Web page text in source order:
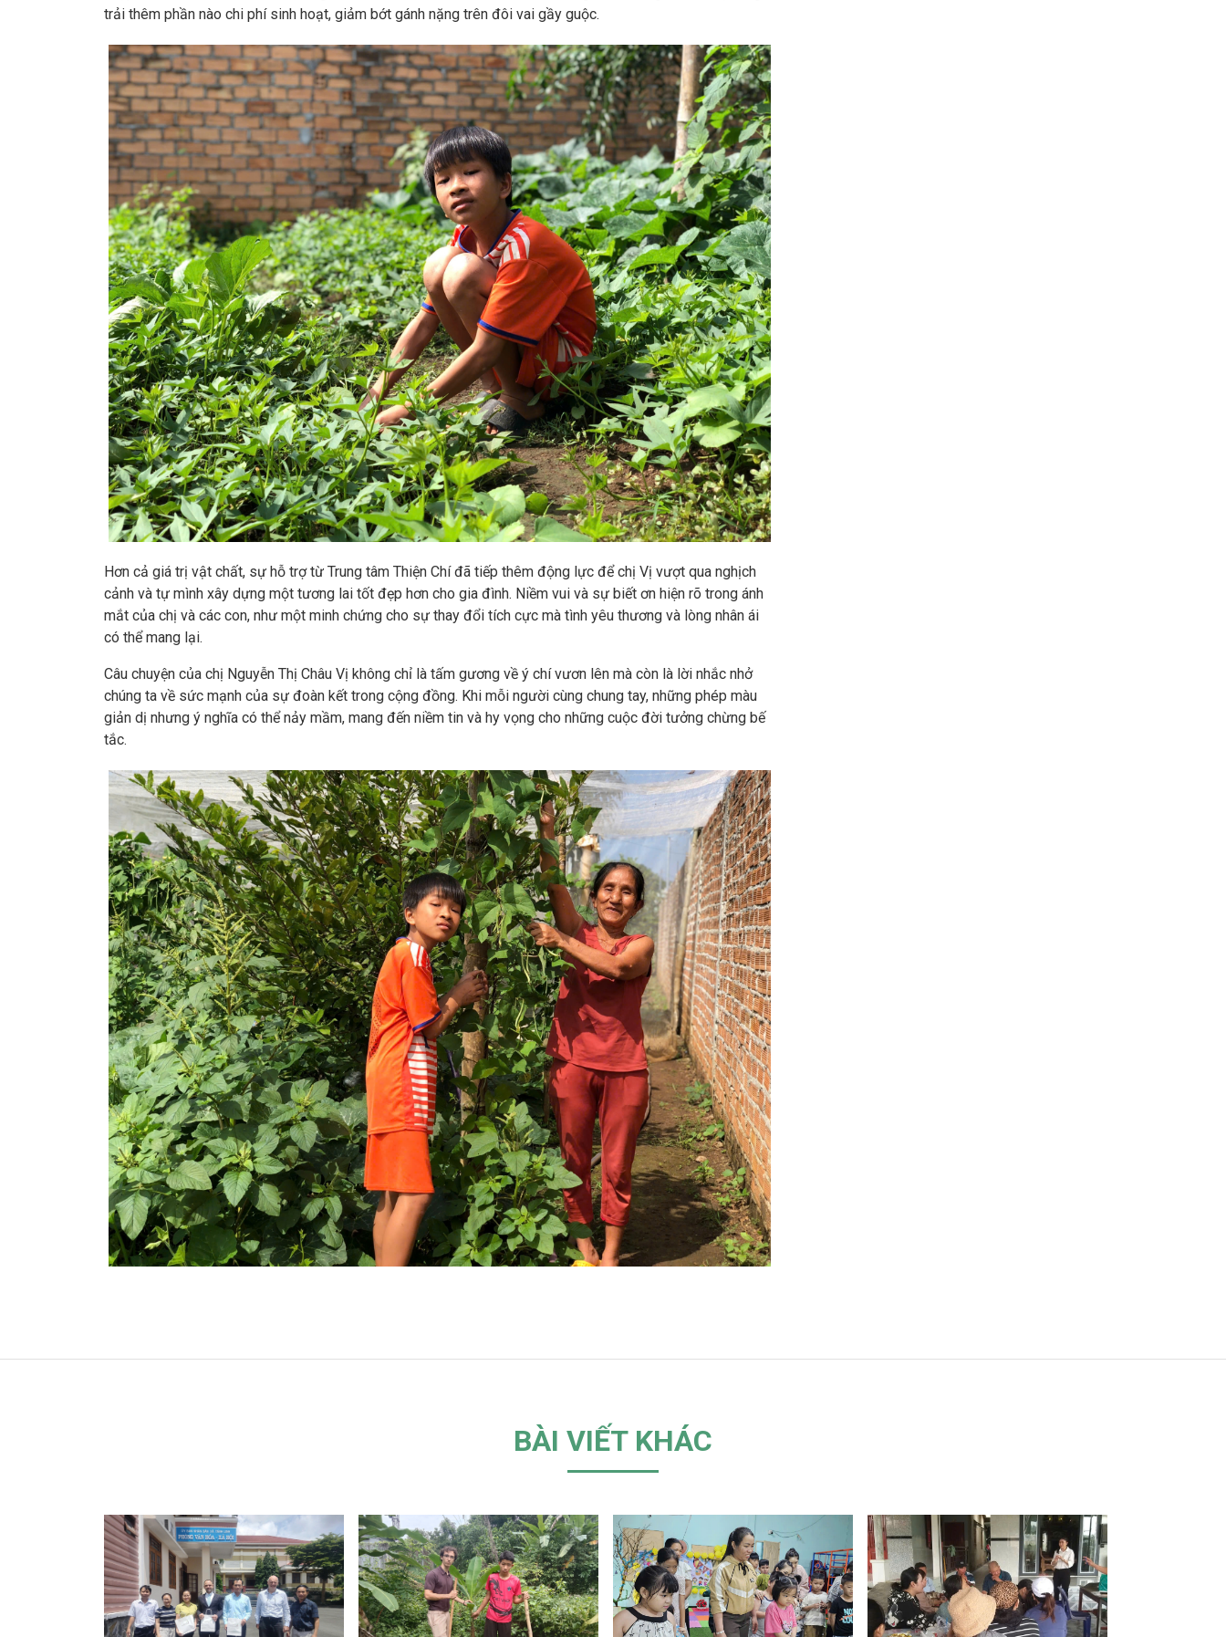
trải thêm phần nào chi phí sinh hoạt, giảm bớt gánh nặng trên đôi vai gầy guộc.
Hơn cả giá trị vật chất, sự hỗ trợ từ Trung tâm Thiện Chí đã tiếp thêm động lực để chị Vị vượt qua nghịch
cảnh và tự mình xây dựng một tương lai tốt đẹp hơn cho gia đình. Niềm vui và sự biết ơn hiện rõ trong ánh
mắt của chị và các con, như một minh chứng cho sự thay đổi tích cực mà tình yêu thương và lòng nhân ái
có thể mang lại.
Câu chuyện của chị Nguyễn Thị Châu Vị không chỉ là tấm gương về ý chí vươn lên mà còn là lời nhắc nhở
chúng ta về sức mạnh của sự đoàn kết trong cộng đồng. Khi mỗi người cùng chung tay, những phép màu
giản dị nhưng ý nghĩa có thể nảy mầm, mang đến niềm tin và hy vọng cho những cuộc đời tưởng chừng bế
tắc.
BÀI VIẾT KHÁC